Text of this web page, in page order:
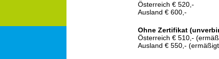
Österreich € 520,-
Ausland € 600,-
Ohne Zertifikat
Österreich € 510,-
Ausland € 550,-